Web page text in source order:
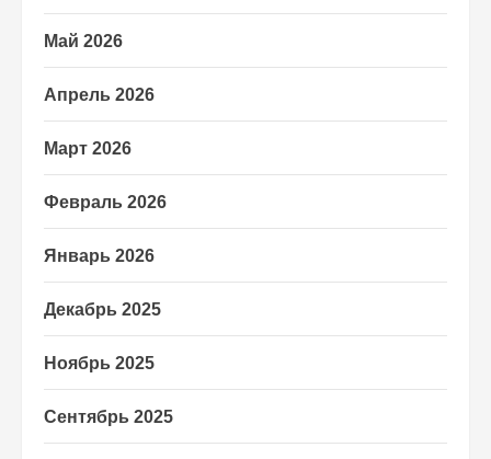
Май 2026
Апрель 2026
Март 2026
Февраль 2026
Январь 2026
Декабрь 2025
Ноябрь 2025
Сентябрь 2025